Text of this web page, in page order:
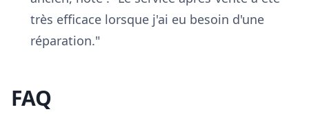
très efficace lorsque j'ai eu besoin d'une
réparation."
FAQ